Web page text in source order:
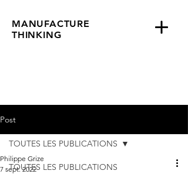
MANUFACTURE
THINKING
Post
TOUTES LES PUBLICATIONS
TOUTES LES PUBLICATIONS
Philippe Grize
7 sept. 2022